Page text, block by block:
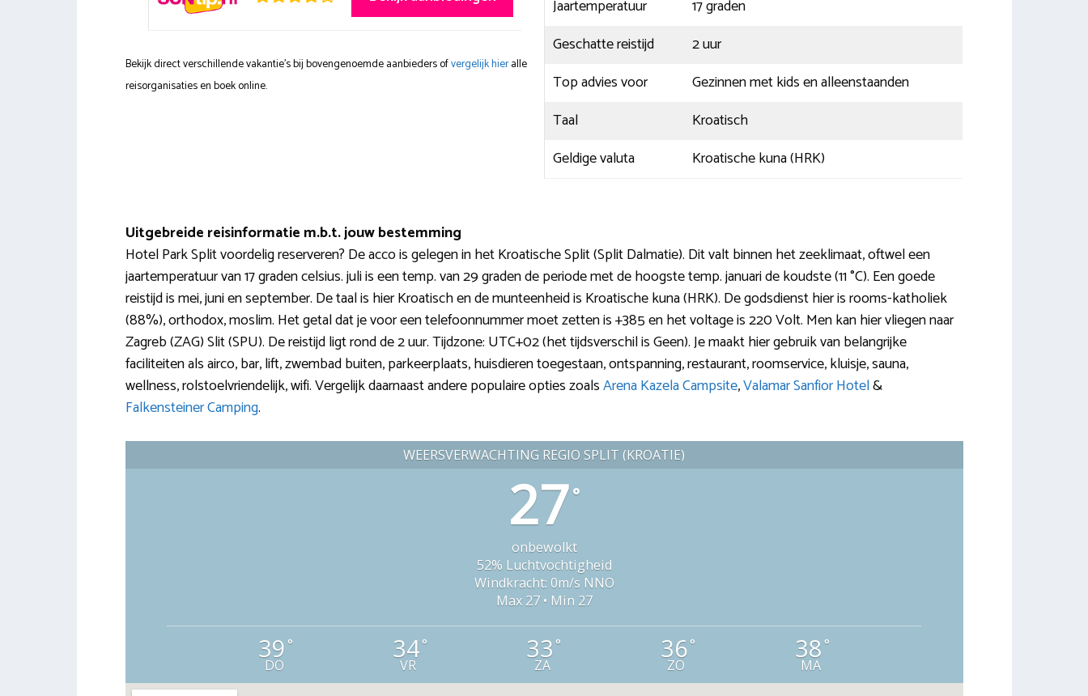
Bekijk direct verschillende vakantie's bij bovengenoemde aanbieders ofvergelijk hieralle
reisorganisaties en boek online.
Jaartemperatuur
17 graden
Geschatte reistijd
2 uur
Top advies voor
Gezinnen met kids en alleenstaanden
Taal
Kroatisch
Geldige valuta
Kroatische kuna (HRK)
Uitgebreide reisinformatie m.b.t. jouw bestemming
Hotel Park Split voordelig reserveren? De acco is gelegen in het Kroatische Split (Split Dalmatie). Dit valt binnen het zeeklimaat, oftwel een
jaartemperatuur van 17 graden celsius. juli is een temp. van 29 graden de periode met de hoogste temp. januari de koudste (11 °C). Een goede
reistijd is mei, juni en september. De taal is hier Kroatisch en de munteenheid is Kroatische kuna (HRK). De godsdienst hier is rooms-katholiek
(88%), orthodox, moslim. Het getal dat je voor een telefoonnummer moet zetten is +385 en het voltage is 220 Volt. Men kan hier vliegen naar
Zagreb (ZAG) Slit (SPU). De reistijd ligt rond de 2 uur. Tijdzone: UTC+02 (het tijdsverschil is Geen). Je maakt hier gebruik van belangrijke
faciliteiten als airco, bar, lift, zwembad buiten, parkeerplaats, huisdieren toegestaan, ontspanning, restaurant, roomservice, kluisje, sauna,
wellness, rolstoelvriendelijk, wifi. Vergelijk daarnaast andere populaire opties zoalsArena Kazela Campsite,Valamar Sanfior Hotel&
Falkensteiner Camping.
WEERSVERWACHTING REGIO SPLIT (KROATIË)
27°
onbewolkt
52% Luchtvochtigheid
Windkracht: 0m/s NNO
Max 27 • Min 27
39°
DO
34°
VR
33°
ZA
36°
ZO
38°
MA